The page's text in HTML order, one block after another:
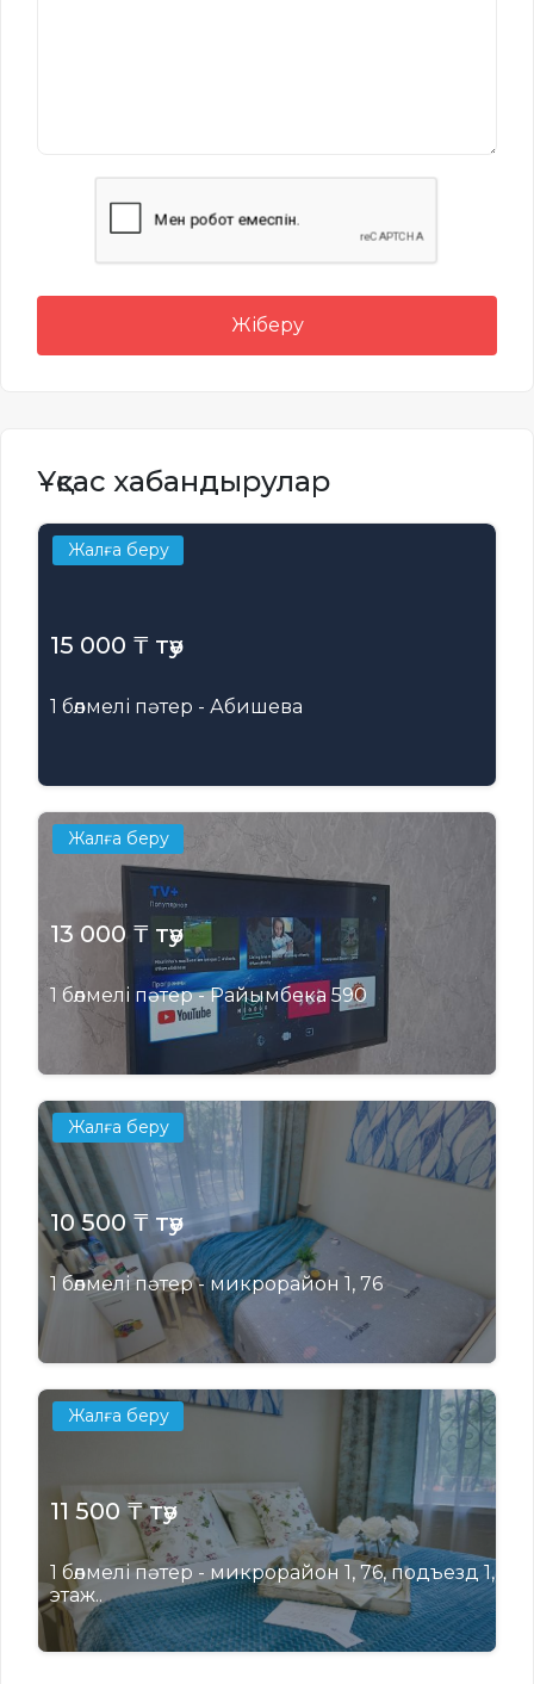
Жіберу
Ұқсас хабандырулар
Жалға беру
15 000 ₸ тәу
1 бөлмелі пәтер - Абишева
Жалға беру
13 000 ₸ тәу
1 бөлмелі пәтер - Райымбека 590
Жалға беру
10 500 ₸ тәу
1 бөлмелі пәтер - микрорайон 1, 76
Жалға беру
11 500 ₸ тәу
1 бөлмелі пәтер - микрорайон 1, 76, подъезд 1,
этаж..